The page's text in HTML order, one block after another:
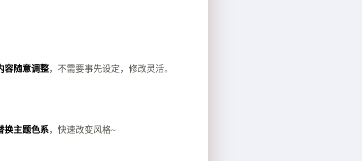
容随意调整，不需要事先设定，修改灵活。
换主题色系，快速改变风格~